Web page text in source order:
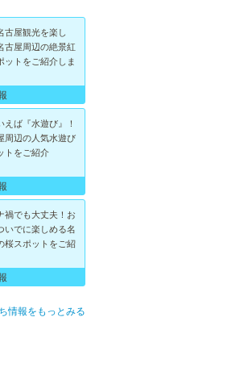
古屋観光を楽し
古屋周辺の絶景紅
ットをご紹介しま
えば『水遊び』！
周辺の人気水遊び
トをご紹介
禍でも大丈夫！お
いでに楽しめる名
桜スポットをご紹
情報をもっとみる